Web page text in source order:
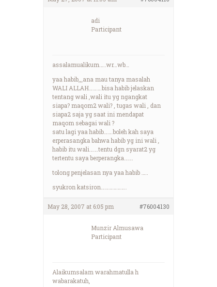
adi
Participant
assalamualikum…..wr…wb…
yaa habib,,,ana mau tanya masalah
WALI ALLAH……….bisa habib jelaskan
tentang wali ,wali itu yg ngangkat
siapa? maqom2 wali? , tugas wali , dan
siapa2 saja yg saat ini mendapat
maqom sebagai wali ?
satu lagi yaa habib…….boleh kah saya
erperasangka bahwa habib yg ini wali ,
habib itu wali…….tentu dgn syarat2 yg
tertentu saya berperangka…….
tolong penjelasan nya yaa habib …..
syukron katsiron………………..
May 28, 2007 at 6:05 pm #76004130
Munzir Almusawa
Participant
Alaikumsalam warahmatulla h
wabarakatuh,